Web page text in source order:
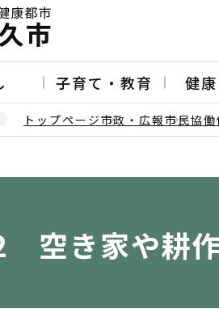
子育て・教育 健
トップページ市政・広報市民協働
空き家や耕